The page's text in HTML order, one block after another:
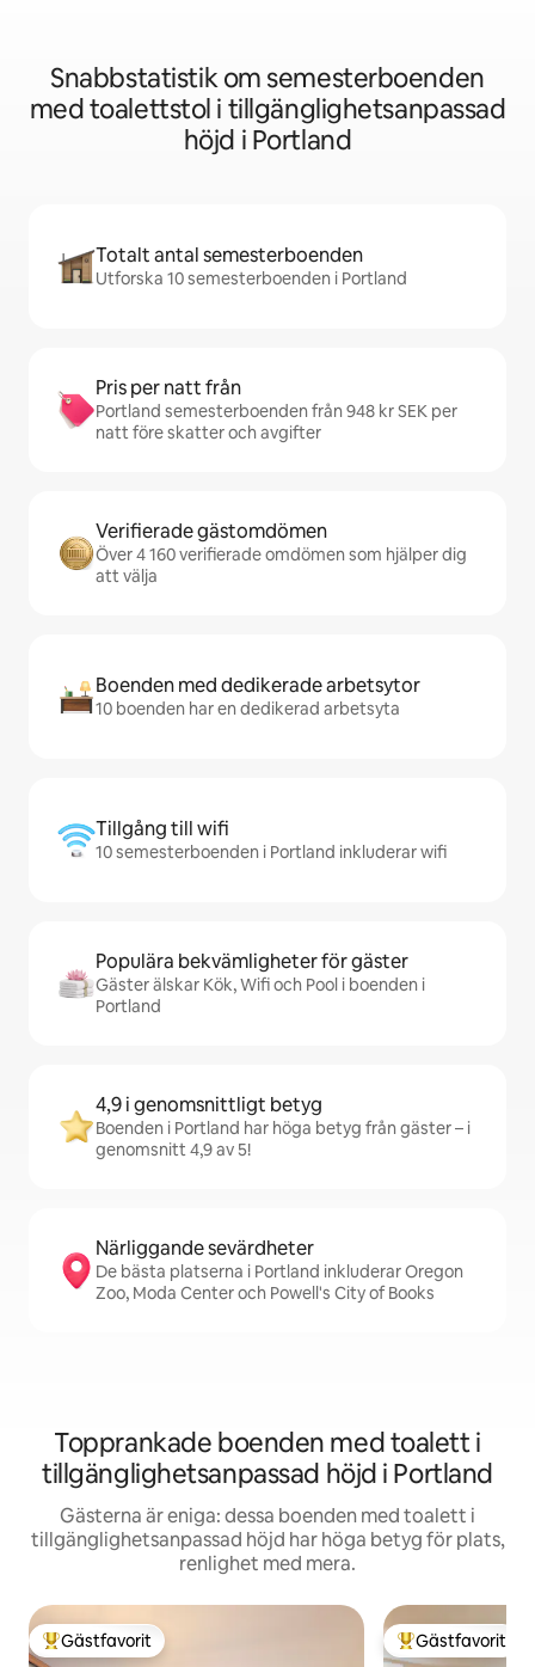
Snabbstatistik om semesterboenden
med toalettstol i tillgänglighetsanpassad
höjd i Portland
Totalt antal semesterboenden
Utforska 10 semesterboenden i Portland
Pris per natt från
Portland semesterboenden från 948 kr SEK per
natt före skatter och avgifter
Verifierade gästomdömen
Över 4 160 verifierade omdömen som hjälper dig
att välja
Boenden med dedikerade arbetsytor
10 boenden har en dedikerad arbetsyta
Tillgång till wifi
10 semesterboenden i Portland inkluderar wifi
Populära bekvämligheter för gäster
Gäster älskar Kök, Wifi och Pool i boenden i
Portland
4,9 i genomsnittligt betyg
Boenden i Portland har höga betyg från gäster – i
genomsnitt 4,9 av 5!
Närliggande sevärdheter
De bästa platserna i Portland inkluderar Oregon
Zoo, Moda Center och Powell's City of Books
Topprankade boenden med toalett i
tillgänglighetsanpassad höjd i Portland
Gästerna är eniga: dessa boenden med toalett i
tillgänglighetsanpassad höjd har höga betyg för plats,
renlighet med mera.
Populär gästfavorit
Gästfavorit Populär
Gästfavorit